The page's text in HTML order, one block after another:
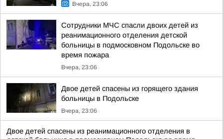
Вчера, 23:06
Сотрудники МЧС спасли двоих детей из
реанимационного отделения детской
больницы в подмосковном Подольске во
время пожара
Вчера, 23:06
Двое детей спасены из горящего здания
больницы в Подольске
Вчера, 23:06
Двое детей спасены из реанимационного отделения в